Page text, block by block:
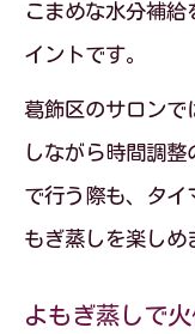
こまめな水分補
イントです。
葛飾区のサロンで
しながら時間調
で行う際も、タイ
もぎ蒸しを楽しめ
よもぎ蒸しで